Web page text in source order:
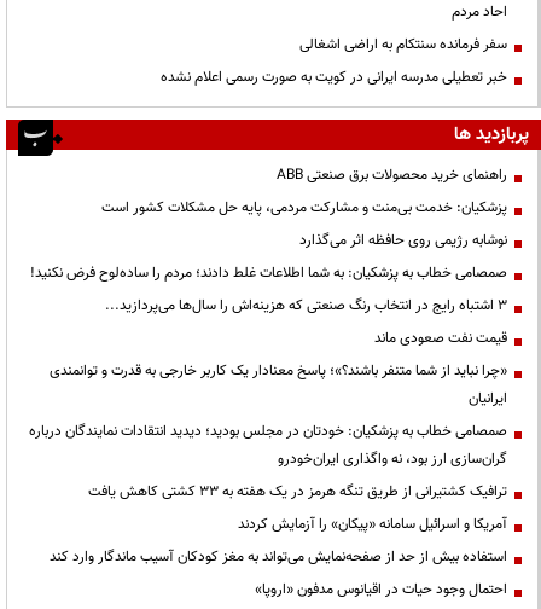
احاد مردم
سفر فرمانده سنتکام به اراضی اشغالی
خبر تعطیلی مدرسه ایرانی در کویت به صورت رسمی اعلام نشده
پربازدید ها
راهنمای خرید محصولات برق صنعتی ABB
پزشکیان: خدمت بی‌منت و مشارکت مردمی، پایه حل مشکلات کشور است
نوشابه رژیمی روی حافظه اثر می‌گذارد
صمصامی خطاب به پزشکیان: به شما اطلاعات غلط دادند؛ مردم را ساده‌لوح فرض نکنید!
3 اشتباه رایج در انتخاب رنگ صنعتی که هزینه‌اش را سال‌ها می‌پردازید...
قیمت نفت صعودی ماند
«چرا نباید از شما متنفر باشند؟»؛ پاسخ معنادار یک کاربر خارجی به قدرت و توانمندی
ایرانیان
صمصامی خطاب به پزشکیان: خودتان در مجلس بودید؛ دیدید انتقادات نمایندگان درباره
گران‌سازی ارز بود، نه واگذاری ایران‌خودرو
ترافیک کشتیرانی از طریق تنگه هرمز در یک هفته به ۳۳ کشتی کاهش یافت
آمریکا و اسرائیل سامانه «پیکان» را آزمایش کردند
استفاده بیش از حد از صفحه‌نمایش می‌تواند به مغز کودکان آسیب ماندگار وارد کند
احتمال وجود حیات در اقیانوس مدفون «اروپا»